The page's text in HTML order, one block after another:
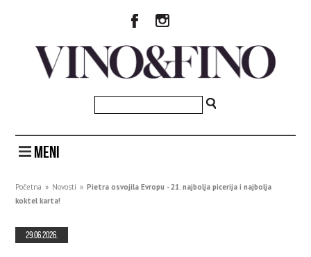
MENI
Početna » Novosti » Pietra osvojila Evropu - 21. najbolja picerija i najbolja
koktel karta!
29.06.2026.